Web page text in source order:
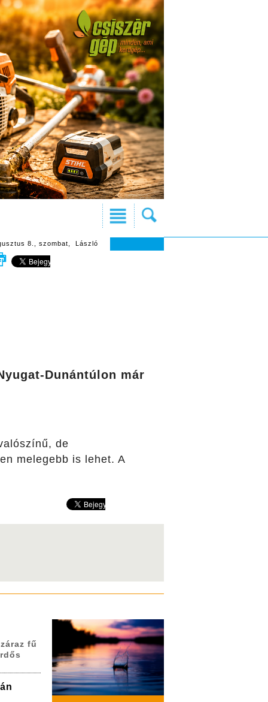
8., szombat, László
Dunántúlon már
de
melegebb is lehet. A
fű